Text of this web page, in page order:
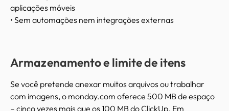
aplicações móveis
• Sem automações nem integrações externas
Armazenamento e limite de itens
Se você pretende anexar muitos arquivos ou trabalhar
com imagens, o monday.com oferece 500 MB de espaço
– cinco vezes mais que os 100 MB do ClickUp. Em